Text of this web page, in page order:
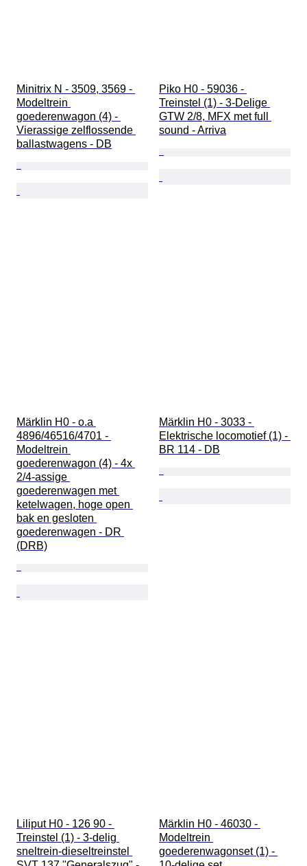
Minitrix N - 3509, 3569 -
Modeltrein
goederenwagon (4) -
Vierassige zelflossende
ballastwagens - DB
Piko H0 - 59036 -
Treinstel (1) - 3-Delige
GTW 2/8, MFX met full
sound - Arriva
Märklin H0 - o.a
4896/46516/4701 -
Modeltrein
goederenwagon (4) - 4x
2/4-assige
goederenwagen met
ketelwagen, hoge open
bak en gesloten
goederenwagen - DR
(DRB)
Märklin H0 - 3033 -
Elektrische locomotief (1) -
BR 114 - DB
Liliput H0 - 126 90 -
Treinstel (1) - 3-delig
sneltrein-dieseltreinstel
Märklin H0 - 46030 -
Modeltrein
goederenwagonset (1) -